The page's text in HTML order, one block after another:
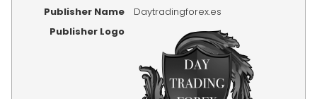
Publisher Name
Daytradingforex.es
Publisher Logo